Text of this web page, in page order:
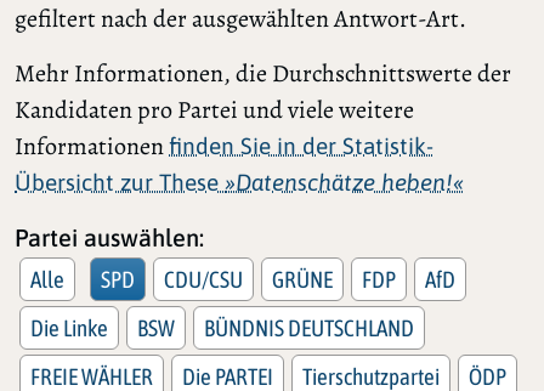
gefiltert nach der ausgewählten Antwort-Art.
Mehr Informationen, die Durchschnittswerte der
Kandidaten pro Partei und viele weitere
Informationenfinden Sie in der Statistik-
Übersicht zur These »Datenschätze heben!«
Partei auswählen:
Alle SPD CDU/CSU GRÜNE FDP
AfD
Die Linke
BSW
BÜNDNIS DEUTSCHLAND
FREIE WÄHLER
Die PARTEI Tierschutzpartei
ÖDP